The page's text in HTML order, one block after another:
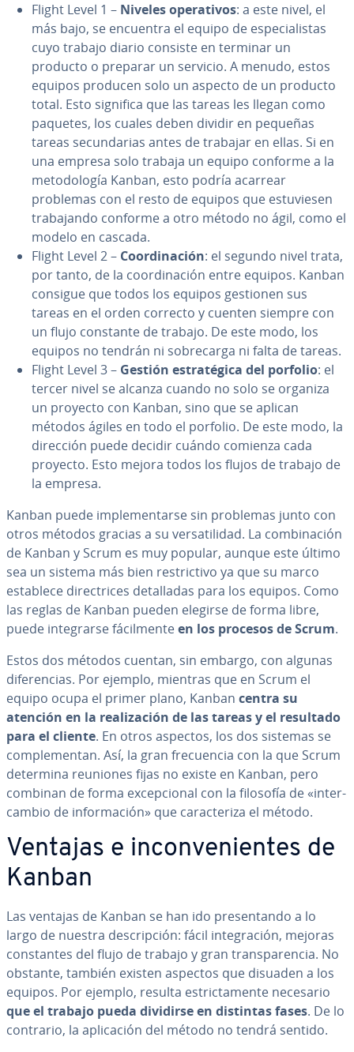
Flight Level 1 – Niveles ope­ra­ti­vos: a este nivel, el
más bajo, se encuentra el equipo de es­pe­cia­li­s­tas
cuyo trabajo diario consiste en terminar un
producto o preparar un servicio. A menudo, estos
equipos producen solo un aspecto de un producto
total. Esto significa que las tareas les llegan como
paquetes, los cuales deben dividir en pequeñas
tareas se­cu­n­da­rias antes de trabajar en ellas. Si en
una empresa solo trabaja un equipo conforme a la
me­to­do­lo­gía Kanban, esto podría acarrear
problemas con el resto de equipos que es­tu­vie­sen
tra­ba­ja­n­do conforme a otro método no ágil, como el
modelo en cascada.
Flight Level 2 – Coor­di­na­ción: el segundo nivel trata,
por tanto, de la coor­di­na­ción entre equipos. Kanban
consigue que todos los equipos gestionen sus
tareas en el orden correcto y cuenten siempre con
un flujo constante de trabajo. De este modo, los
equipos no tendrán ni so­bre­ca­r­ga ni falta de tareas.
Flight Level 3 – Gestión es­tra­té­gi­ca del porfolio: el
tercer nivel se alcanza cuando no solo se organiza
un proyecto con Kanban, sino que se aplican
métodos ágiles en todo el porfolio. De este modo, la
dirección puede decidir cuándo comienza cada
proyecto. Esto mejora todos los flujos de trabajo de
la empresa.
Kanban puede im­ple­me­n­tar­se sin problemas junto con
otros métodos gracias a su ve­r­sa­ti­li­dad. La co­m­bi­na­ción
de Kanban y Scrum es muy popular, aunque este último
sea un sistema más bien re­s­tri­c­ti­vo ya que su marco
establece di­re­c­tri­ces de­ta­lla­das para los equipos. Como
las reglas de Kanban pueden elegirse de forma libre,
puede in­te­grar­se fá­ci­l­me­n­teen los procesos de Scrum.
Estos dos métodos cuentan, sin embargo, con algunas
di­fe­re­n­cias. Por ejemplo, mientras que en Scrum el
equipo ocupa el primer plano, Kanban centra su
atención en la rea­li­za­ción de las tareas y el resultado
para el cliente. En otros aspectos, los dos sistemas se
co­m­ple­me­n­tan. Así, la gran fre­cue­n­cia con la que Scrum
determina reuniones fijas no existe en Kanban, pero
combinan de forma ex­ce­p­cio­nal con la filosofía de «in­te­r­
ca­m­bio de in­fo­r­ma­ción» que ca­ra­c­te­ri­za el método.
Ventajas e in­co­n­ve­nie­n­tes de
Kanban
Las ventajas de Kanban se han ido pre­se­n­ta­n­do a lo
largo de nuestra de­s­cri­p­ción: fácil in­te­gra­ción, mejoras
co­n­s­ta­n­tes del flujo de trabajo y gran tra­n­s­pa­re­n­cia. No
obstante, también existen aspectos que disuaden a los
equipos. Por ejemplo, resulta es­tri­c­ta­me­n­te necesario
que el trabajo pueda dividirse en distintas fases. De lo
contrario, la apli­ca­ción del método no tendrá sentido.